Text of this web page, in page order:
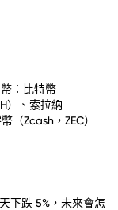
：比特幣
）、索拉納
（Zcash，ZEC）
下跌 5%，未來會怎